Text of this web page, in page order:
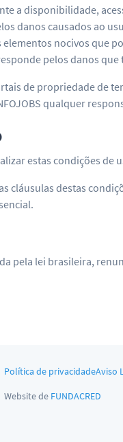
a disponibilidade,
danos causados ao
elementos nocivos
pelos danos
de propriedade de
qualquer
estas condições
cláusulas destas
pela lei brasileira,
Política de privacidadeAviso
Website de FUNDACRED